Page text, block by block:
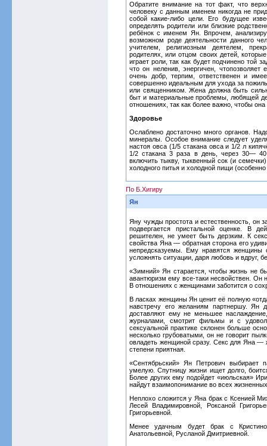
Обратите внимание на тот факт, что
человеку с данным именем никогда не
собой какие-либо цели. Его будущее
определять родители или близкие
ребёнок с именем Ян. Впрочем,
возможном роде деятельности данного
учителем, религиозным деятелем,
родителях, или отцом своих детей,
играет роли, так как будет подчинено той
что он неленив, энергичен,
очень добр, терпим, ответственен и
совершенно идеальным для ухода за
или священником. Жена должна быть
быт и материальные проблемы, любящей
отношениях, так как более важно, чтобы
Здоровье
Ослаблено достаточно много органов.
минералы. Особое внимание следует
настоя овса (1/5 стакана овса и 1/2 л
1/2 стакана 3 раза в день, через 30—
включить тыкву, тыквенный сок (и
холодного питья и холодной пищи
По Б.Хигиру
Ян
Яну чужды простота и естественность, он
подвергается пристальной оценке. В
решителен, не умеет быть дерзким. К
свойства Яна — обратная сторона его
непредсказуемы. Ему нравятся женщины
усложнять ситуации, даря любовь и вдруг,
«Зимний» Ян старается, чтобы жизнь не
авантюризм ему все-таки несвойствен. Он
В отношениях с женщинами заботится о
В ласках женщины Ян ценит её полную
навстречу его желаниям партнершу. Ян
доставляют ему не меньшее
журналами, смотрит фильмы и с
сексуальной практике склонен больше
несколько грубоватыми, он не говорит
овладеть женщиной сразу. Секс для Яна —
степени приятная.
«Сентябрьский» Ян Петрович выбирает
умелую. Спутницу жизни ищет долго,
Более других ему подойдет «июльская»
найдут взаимопонимание во всех
Неплохо сложится у Яна брак с Ксенией
Лесей Владимировной, Роксаной
Григорьевной.
Менее удачным будет брак с
Анатольевной, Русланой Дмитриевной.